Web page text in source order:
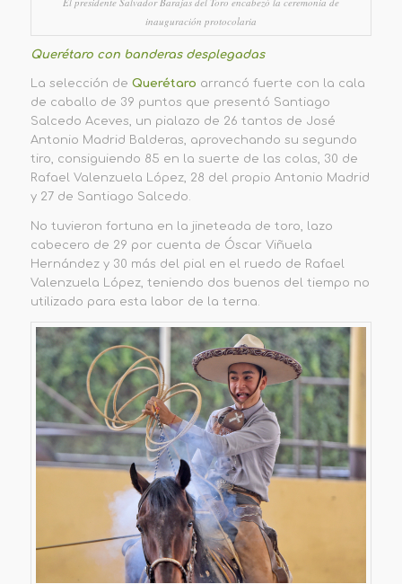
inauguración protocolaria
Querétaro con banderas desplegadas
La selección de Querétaro arrancó fuerte con la cala
de caballo de 39 puntos que presentó Santiago
Salcedo Aceves, un pialazo de 26 tantos de José
Antonio Madrid Balderas, aprovechando su segundo
tiro, consiguiendo 85 en la suerte de las colas, 30 de
Rafael Valenzuela López, 28 del propio Antonio Madrid
y 27 de Santiago Salcedo.
No tuvieron fortuna en la jineteada de toro, lazo
cabecero de 29 por cuenta de Óscar Viñuela
Hernández y 30 más del pial en el ruedo de Rafael
Valenzuela López, teniendo dos buenos del tiempo no
utilizado para esta labor de la terna.